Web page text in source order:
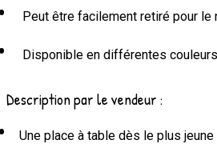
Peut être facilement retiré pour le
Disponible en différentes
Description par le vendeur :
Une place à table dès le plus